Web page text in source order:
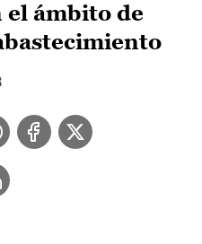
el ámbito de